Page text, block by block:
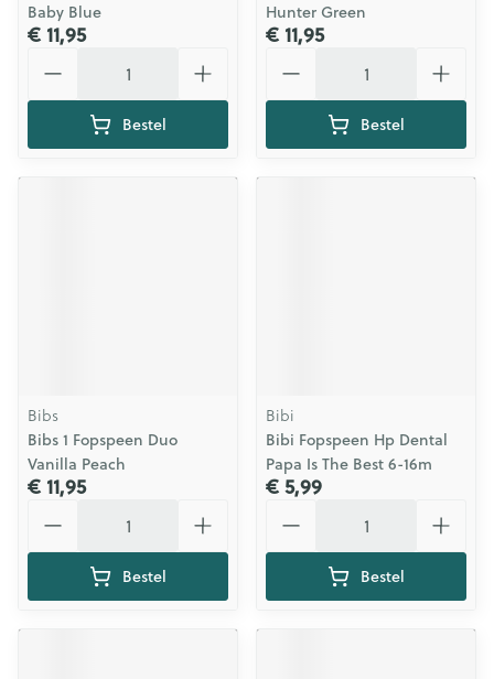
Baby Blue
€ 11,95
Bestel
Hunter Green
€ 11,95
Bestel
Bibs
Bibs 1 Fopspeen Duo
Vanilla Peach
€ 11,95
Bestel
Bibi
Bibi Fopspeen Hp Dental
Papa Is The Best 6-16m
€ 5,99
Bestel